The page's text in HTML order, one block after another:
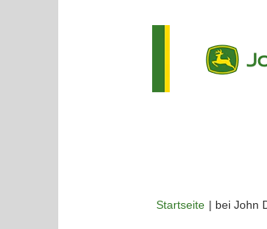
Startseite | bei John